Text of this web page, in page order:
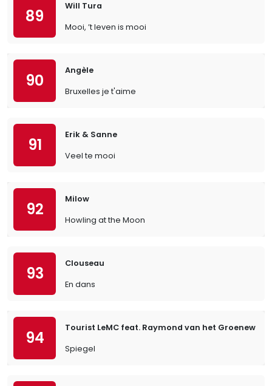
89
Will Tura
Mooi, ’t leven is mooi
90
Angèle
Bruxelles je t'aime
91
Erik & Sanne
Veel te mooi
92
Milow
Howling at the Moon
93
Clouseau
En dans
94
Tourist LeMC feat. Raymond van het Groenewoud
Spiegel